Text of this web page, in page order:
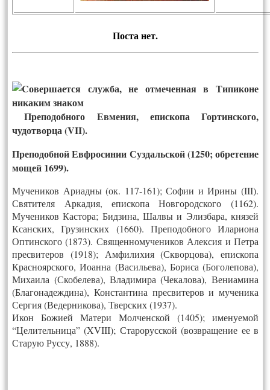
Пос­та нет.
Преподобного Евмения, епископа Гортинского,
чудотворца (VII).
Преподобной Евфросинии Суздальской (1250; обретение
мощей 1699).
Мучеников Ариадны (ок. 117-161); Софии и Ирины (III).
Святителя Аркадия, епископа Новгородского (1162).
Мучеников Кастора; Бидзина, Шалвы и Элизбара, князей
Ксанских, Грузинских (1660). Преподобного Илариона
Оптинского (1873). Священномучеников Алексия и Петра
пресвитеров (1918); Амфилихия (Скворцова), епископа
Красноярского, Иоанна (Васильева), Бориса (Боголепова),
Михаила (Скобелева), Владимира (Чекалова), Вениамина
(Благонадеждина), Константина пресвитеров и мученика
Сергия (Ведерникова), Тверских (1937).
Икон Божией Матери Молченской (1405); именуемой
“Целительница” (XVIII); Старорусской (возвращение ее в
Старую Руссу, 1888).